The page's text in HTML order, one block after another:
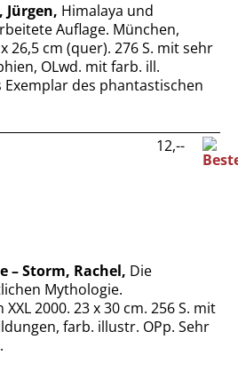
Jürgen, Himalaya und
Auflage. München,
26,5 cm (quer). 276 S. mit sehr
OLwd. mit farb. ill.
Exemplar des phantastischen
– Storm, Rachel, Die
Mythologie.
2000. 23 x 30 cm. 256 S. mit
farb. illustr. OPp. Sehr
12,--